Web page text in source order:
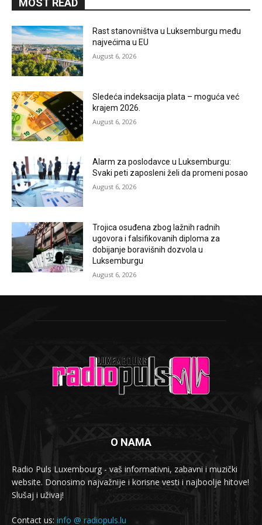
MOST READ
Rast stanovništva u Luksemburgu među
najvećima u EU
August 6, 2026
Sledeća indeksacija plata – moguća već
krajem 2026.
August 6, 2026
Alarm za poslodavce u Luksemburgu:
Svaki peti zaposleni želi da promeni posao
August 6, 2026
Trojica osuđena zbog lažnih radnih
ugovora i falsifikovanih diploma za
dobijanje boravišnih dozvola u
Luksemburgu
August 6, 2026
O NAMA
Radio Puls Luxembourg - vaš informativni, zabavni i muzički
website. Donosimo najvažnije i korisne vesti i najboolje hitove!
Slušaj i uživaj!
Contact us: info @ radiopuls.lu